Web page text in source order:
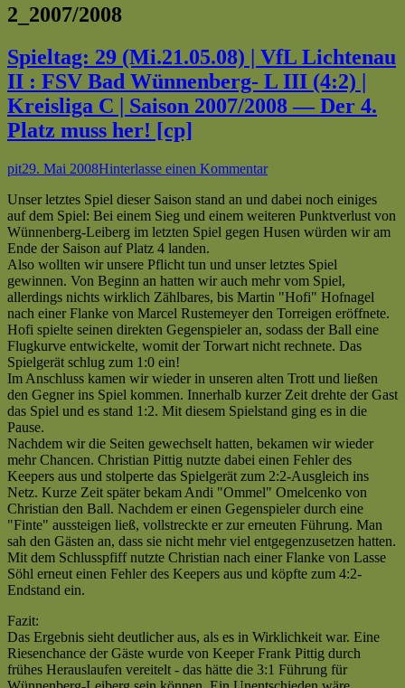
Schlagwort:
2_2007/2008
Spieltag: 29 (Mi.21.05.08) | VfL Lichtenau
II : FSV Bad Wünnenberg- L III (4:2) |
Kreisliga C | Saison 2007/2008 — Der 4.
Platz muss her! [cp]
Autor
pitVeröffentlicht
29. Mai 2008Hinterlasse einen Kommentarzu
29
(Mi.21.05.08)
|
Lichtenau
II
:
FSV
Bad
Wünnenberg-
III
(4:2)
|
C
|
Saison
2007/2008
—
Der
4.
Platz
muss
Unser letztes Spiel dieser Saison stand an und dabei noch einiges
auf dem Spiel: Bei einem Sieg und einem weiteren Punktverlust von
Wünnenberg-Leiberg im letzten Spiel gegen Husen würden wir am
Ende der Saison auf Platz 4 landen.
Also wollten wir unsere Pflicht tun und unser letztes Spiel
gewinnen. Von Beginn an hatten wir auch mehr vom Spiel,
allerdings nichts wirklich Zählbares, bis Martin "Hofi" Hofnagel
nach einer Flanke von Marcel Rustemeyer den Torreigen eröffnete.
Hofi spielte seinen direkten Gegenspieler an, sodass der Ball eine
Flugkurve entwickelte, womit der Torwart nicht rechnete. Das
Spielgerät schlug zum 1:0 ein!
Im Anschluss kamen wir wieder in unseren alten Trott und ließen
den Gegner ins Spiel kommen. Innerhalb kurzer Zeit drehte der Gast
das Spiel und es stand 1:2. Mit diesem Spielstand ging es in die
Pause.
Nachdem wir die Seiten gewechselt hatten, bekamen wir wieder
mehr Chancen. Christian Pittig nutzte dabei einen Fehler des
Keepers aus und stolperte das Spielgerät zum 2:2-Ausgleich ins
Netz. Kurze Zeit später bekam Andi "Ommel" Omelcenko von
Christian den Ball. Nachdem er einen Gegenspieler durch eine
"Finte" aussteigen ließ, vollstreckte er zur erneuten Führung. Man
sah den Gästen an, dass sie nicht mehr viel entgegenzusetzen hatten.
Mit dem Schlusspfiff nutzte Christian nach einer Flanke von Lasse
Söhl erneut einen Fehler des Keepers aus und köpfte zum 4:2-
Endstand ein.
Fazit:
Das Ergebnis sieht deutlicher aus, als es in Wirklichkeit war. Eine
Riesenchance der Gäste wurde von Keeper Frank Pittig durch
frühes Herauslaufen vereitelt - das hätte die 3:1 Führung für